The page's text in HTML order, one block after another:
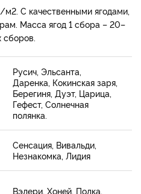
м2. С качественными ягодами,
Масса ягод 1 сбора – 20–
Русич, Эльсанта,
Даренка, Кокинская заря,
Берегиня, Дуэт, Царица,
Гефест, Солнечная
полянка.
Сенсация, Вивальди,
Незнакомка, Лидия
Вэлери, Хоней, Полка,